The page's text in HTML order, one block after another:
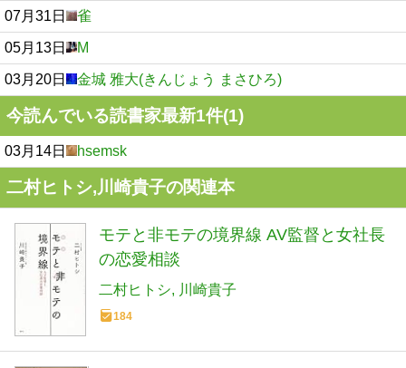
07月31日 雀
05月13日 M
03月20日 金城 雅大(きんじょう まさひろ)
今読んでいる読書家最新1件(1)
03月14日 hsemsk
二村ヒトシ,川崎貴子の関連本
モテと非モテの境界線 AV監督と女社長
の恋愛相談
二村ヒトシ 川崎貴子
184